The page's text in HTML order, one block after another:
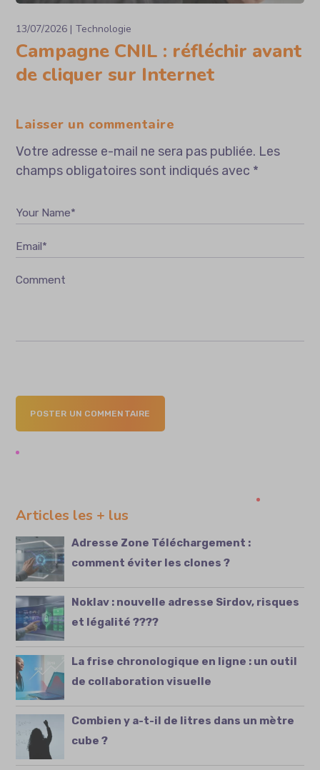
13/07/2026 Technologie
Campagne CNIL : réfléchir avant
de cliquer sur Internet
Laisser un commentaire
Votre adresse e-mail ne sera pas publiée. Les
champs obligatoires sont indiqués avec *
Your Name*
Email*
Comment
POSTER UN COMMENTAIRE
Articles les + lus
Adresse Zone Téléchargement :
comment éviter les clones ?
Noklav : nouvelle adresse Sirdov, risques
et légalité ????️
La frise chronologique en ligne : un outil
de collaboration visuelle
Combien y a-t-il de litres dans un mètre
cube ?